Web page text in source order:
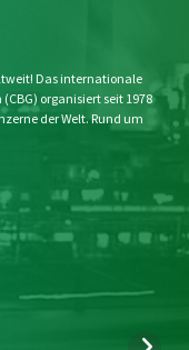
Das internationale
organisiert seit 1978
der Welt. Rund um